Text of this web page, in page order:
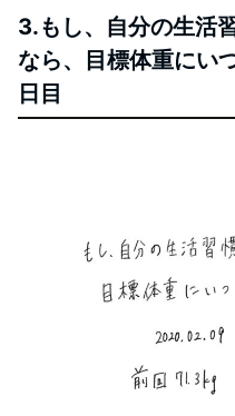
3.もし、自分の生活
なら、目標体重にい
日目